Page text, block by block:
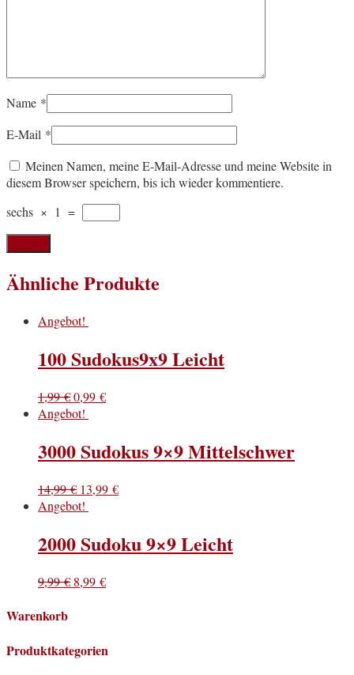
Name *
E-Mail *
Meinen Namen, meine E-Mail-Adresse und meine Website in
diesem Browser speichern, bis ich wieder kommentiere.
sechs × 1 =
Ähnliche Produkte
Angebot!
100 Sudokus9x9 Leicht
1,99€0,99 €
Angebot!
3000 Sudokus 9×9 Mittelschwer
14,99€ 13,99 €
Angebot!
2000 Sudoku 9×9 Leicht
9,99€ 8,99 €
Warenkorb
Produktkategorien